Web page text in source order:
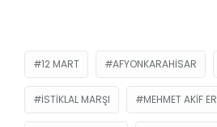
12 MART AFYONKARAHISAR
İSTIKLAL MARŞI MEHMET AKIF